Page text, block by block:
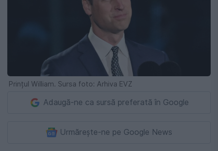
Prințul William. Sursa foto: Arhiva EVZ
Adaugă-ne ca sursă preferată în Google
Urmărește-ne pe Google News